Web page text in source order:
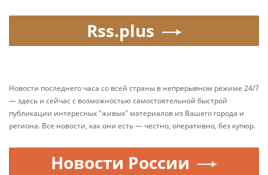
Rss.plus
Новости последнего часа со всей страны в непрерывном режиме 24/7
— здесь и сейчас с возможностью самостоятельной быстрой
публикации интересных "живых" материалов из Вашего города и
региона. Все новости, как они есть — честно, оперативно, без купюр.
Новости России